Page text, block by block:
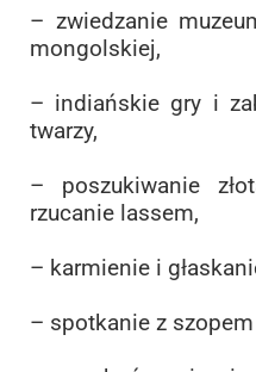
– zwiedzanie
mongolskiej,
– indiańskie gry i
twarzy,
– poszukiwanie
rzucanie lassem,
– karmienie i
– spotkanie z